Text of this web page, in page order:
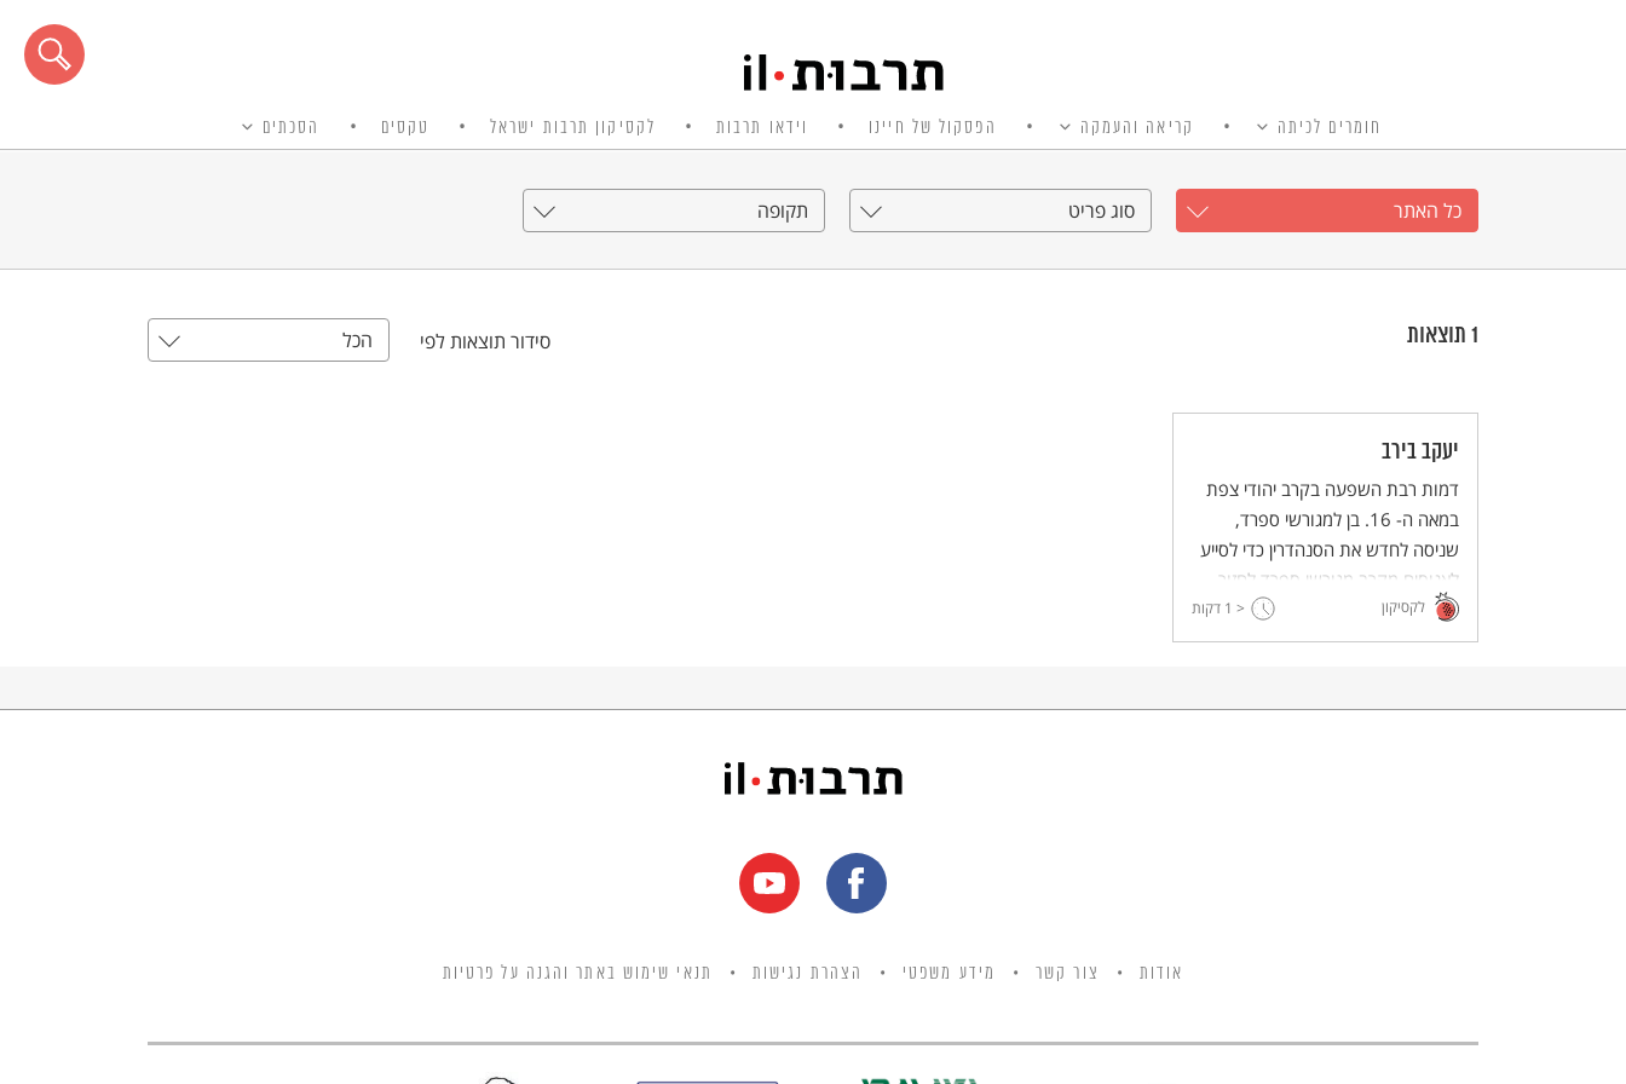
חומרים לכיתה קריאה והעמקה הפסקול של חיינו וידאו תרבות לקסיקון תרבות ישראל טקסים הסכתים
כל האתר סוג פריט תקופה
1 תוצאות סידור תוצאות לפי הכל
יעקב בירב
דמות רבת השפעה בקרב יהודי צפת
במאה ה- 16. בן למגורשי ספרד,
שניסה לחדש את הסנהדרין כדי לסייע
לאנוסים מקרב מגורשי ספרד לחזור
ליהדות.לקסיקון < 1 דקות
אודות צור קשר מידע משפטי הצהרת נגישות תנאי שימוש באתר והגנה על פרטיות